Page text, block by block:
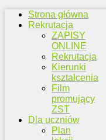
Strona główna
Rekrutacja
ZAPISY
ONLINE
Rekrutacja
Kierunki
kształcenia
Film
promujący
ZST
Dla uczniów
Plan